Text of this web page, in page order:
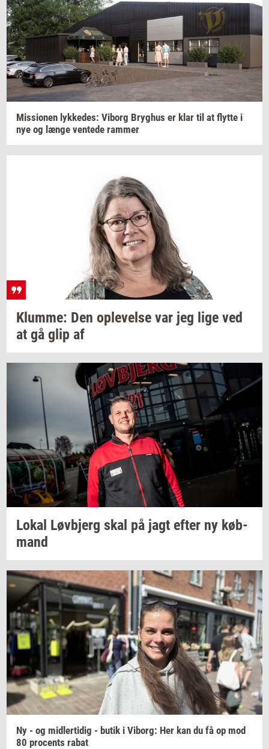
Mis­sio­nen lyk­ke­des: Vi­borg Bryg­hus er klar til at flyt­te i
nye og længe ven­te­de ram­mer
Klum­me: Den op­le­vel­se var jeg lige ved
at gå glip af
Lokal Løvb­jerg skal på jagt efter ny køb­
mand
Ny - og mid­ler­ti­dig - butik i Vi­borg: Her kan du få op mod
80 pro­cents rabat